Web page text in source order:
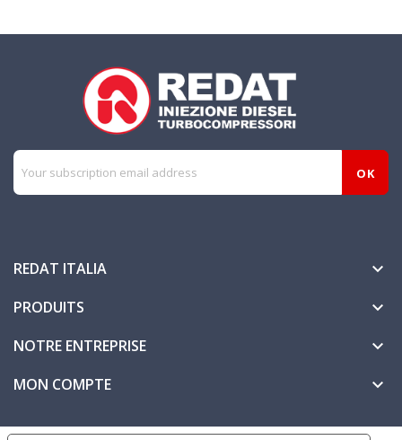
REDAT ITALIA 
PRODUITS 
NOTRE ENTREPRISE 
MON COMPTE 